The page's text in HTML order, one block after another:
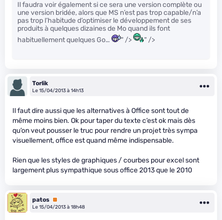
Il faudra voir également si ce sera une version complète ou
une version bridée, alors que MS n’est pas trop capable/n’a
pas trop l’habitude d’optimiser le développement de ses
produits à quelques dizaines de Mo quand ils font
habituellement quelques Go…
" /> " />
Torlik
Le 15/04/2013 à 14h13
Il faut dire aussi que les alternatives à Office sont tout de
même moins bien. Ok pour taper du texte c’est ok mais dès
qu’on veut pousser le truc pour rendre un projet très sympa
visuellement, office est quand même indispensable.
Rien que les styles de graphiques / courbes pour excel sont
largement plus sympathique sous office 2013 que le 2010
patos Premium
Le 15/04/2013 à 18h48